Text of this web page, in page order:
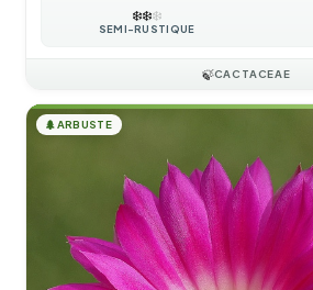
❄️❄️❄️
SEMI-RUSTIQUE
🍃CACTACEAE
🌲ARBUSTE